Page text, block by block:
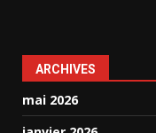
ARCHIVES
mai 2026